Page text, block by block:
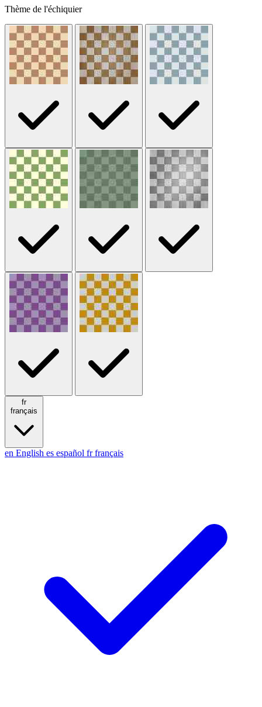
Thème de l'échiquier
fr
français
en English es español fr français